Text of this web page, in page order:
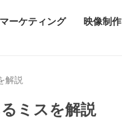
ーケティング 映像制作
解説
ミスを解説